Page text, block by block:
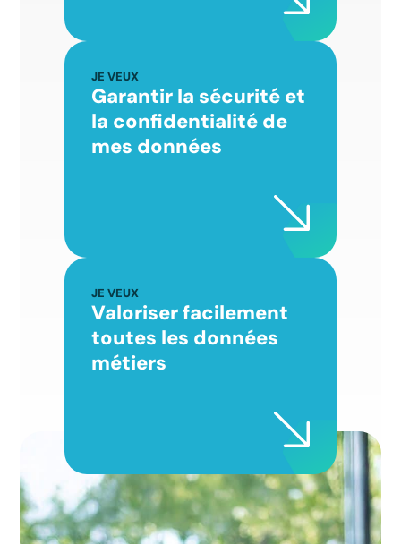
JE VEUX
Garantir la sécurité et
la confidentialité de
mes données
JE VEUX
Valoriser facilement
toutes les données
métiers​